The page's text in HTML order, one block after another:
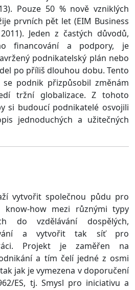
Pouze 50 % nově vzniklých
prvních pět let (EIM Business
Jeden z častých důvodů,
financování a podpory, je
podnikatelský plán nebo
po příliš dlouhou dobu. Tento
podnik přizpůsobil změnám
tržní globalizace. Z tohoto
si budoucí podnikatelé osvojili
jednoduchých a užitečných
vytvořit společnou půdu pro
know-how mezi různými typy
do vzdělávání dospělých,
a vytvořit tak síť pro
Projekt je zaměřen na
a tím čelí jedné z osmi
jak je vymezena v doporučení
ES, tj. Smysl pro iniciativu a